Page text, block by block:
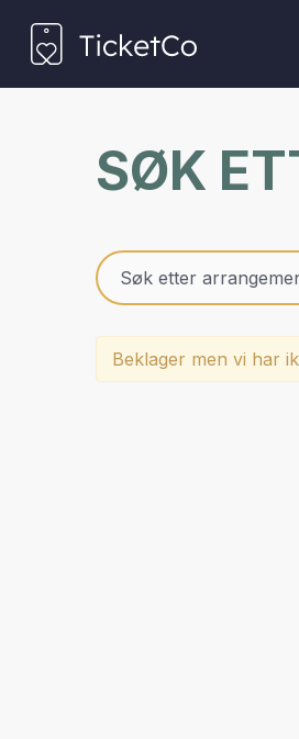
SØK
Beklager men vi har